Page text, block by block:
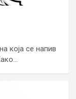
која се напив